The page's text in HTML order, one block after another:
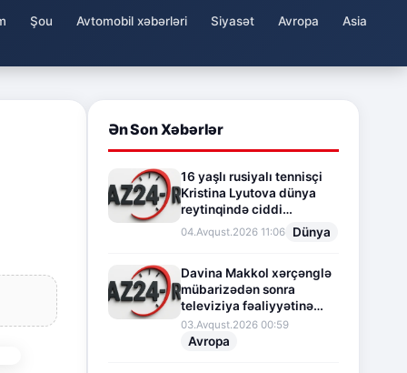
Şou Avtomobil xəbərləri Siyasət Avropa Asia
Ən Son Xəbərlər
16 yaşlı rusiyalı tennisçi
Kristina Lyutova dünya
reytinqində ciddi
irəliləyişə imza atdı
04.Avqust.2026 11:06 Dünya
Davina Makkol xərçənglə
mübarizədən sonra
televiziya fəaliyyətinə
fasilə verir
03.Avqust.2026 00:59
Avropa